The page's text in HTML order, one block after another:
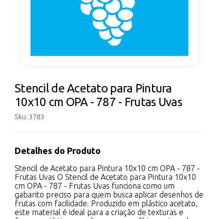
Stencil de Acetato para Pintura
10x10 cm OPA - 787 - Frutas Uvas
Sku. 3783
Detalhes do Produto
Stencil de Acetato para Pintura 10x10 cm OPA - 787 -
Frutas Uvas O Stencil de Acetato para Pintura 10x10
cm OPA - 787 - Frutas Uvas funciona como um
gabarito preciso para quem busca aplicar desenhos de
frutas com facilidade. Produzido em plástico acetato,
este material é ideal para a criação de texturas e